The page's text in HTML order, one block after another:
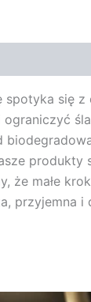
się
produkty
że małe
przyjemna i